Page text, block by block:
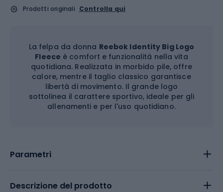
Prodotti originali Controlla qui
La felpa da donna Reebok Identity Big Logo
Fleece è comfort e funzionalità nella vita
quotidiana. Realizzata in morbido pile, offre
calore, mentre il taglio classico garantisce
libertà di movimento. Il grande logo
sottolinea il carattere sportivo, ideale per gli
allenamenti e per l'uso quotidiano.
Parametri
Descrizione del prodotto